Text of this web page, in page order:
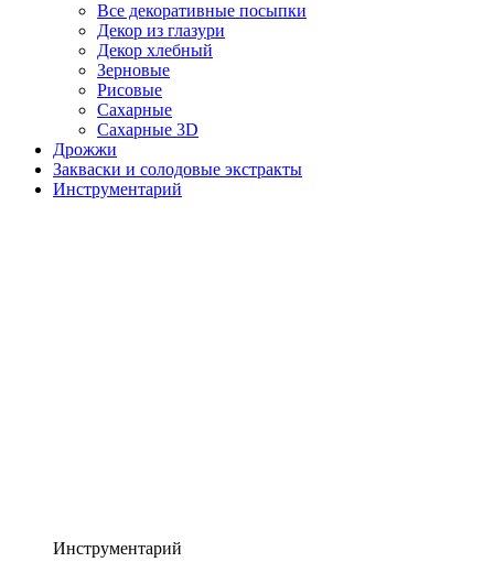
Все декоративные посыпки
Декор из глазури
Декор хлебный
Зерновые
Рисовые
Сахарные
Сахарные 3D
Дрожжи
Закваски и солодовые экстракты
Инструментарий
Инструментарий